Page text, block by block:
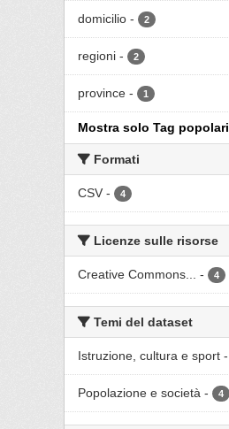
domicilio - 2
regioni - 2
province - 1
Mostra solo Tag popolari
Formati
CSV - 4
Licenze sulle risorse
Creative Commons... - 4
Temi del dataset
Istruzione, cultura e sport -
Popolazione e società - 4